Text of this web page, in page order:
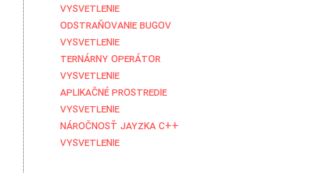
Vysvetlenie
Odstraňovanie bugov
Vysvetlenie
Ternárny operátor
Vysvetlenie
Aplikačné prostredie
Vysvetlenie
Náročnosť jayzka C++
Vysvetlenie